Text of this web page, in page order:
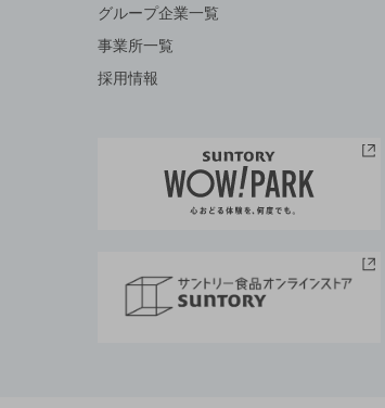
グループ企業一覧
事業所一覧
採用情報